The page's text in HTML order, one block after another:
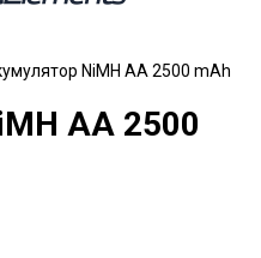
NiMH АА 2500 mAh
АА 2500